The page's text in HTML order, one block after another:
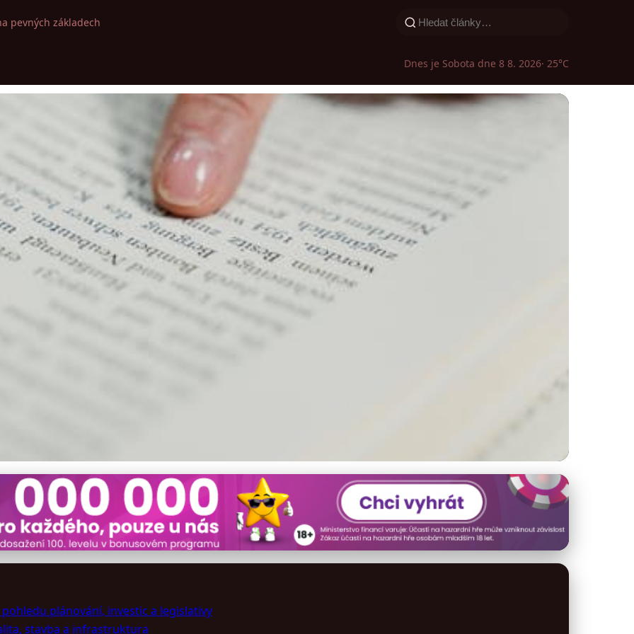
pevných základech
Dnes je Sobota dne 8 8. 2026· 25°C
koupí venkovského domu: Investice a
plánování, investic a legislativy
stavba a infrastruktura